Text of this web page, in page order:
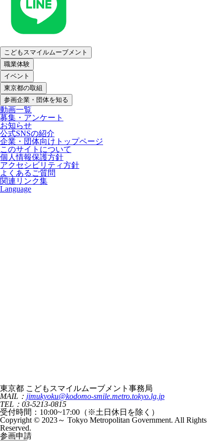
こどもスマイルムーブメント
職業体験
イベント
東京都の取組
参画企業・団体を知る
動画一覧
募集・アンケート
お知らせ
公式SNSの紹介
企業・団体向けトップページ
このサイトについて
個人情報保護方針
アクセシビリティ方針
よくあるご質問
関連リンク集
Language
東京都 こどもスマイルムーブメント事務局
MAIL： jimukyoku@kodomo-smile.metro.tokyo.lg.jp
TEL：03-5213-0815
受付時間：10:00~17:00（※土日休日を除く）
Copyright © 2023～ Tokyo Metropolitan Government. All Rights
Reserved.
参画申請